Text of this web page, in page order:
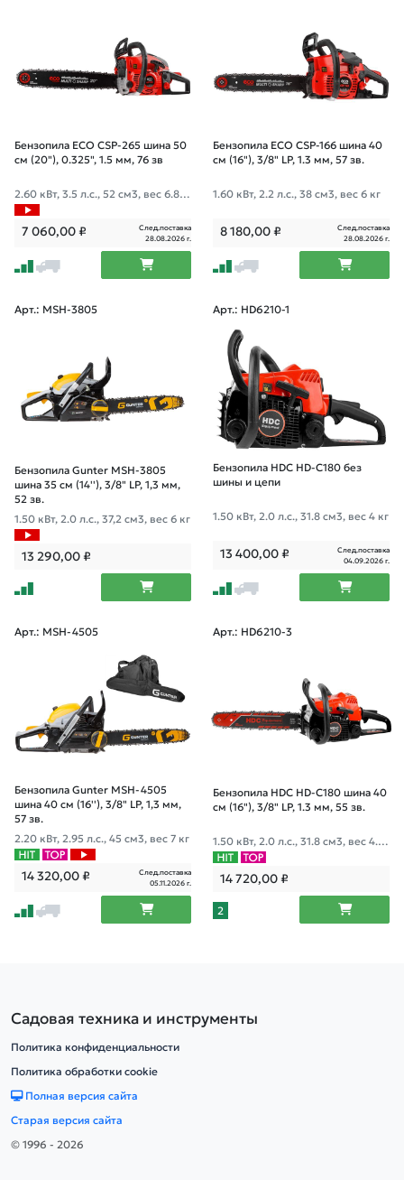
Бензопила ECO CSP-265 шина 50
см (20"), 0.325", 1.5 мм, 76 зв
2.60 кВт, 3.5 л.с., 52 см3, вес 6.8 к
г
7 060,00₽
След.поставка
28.08.2026 г.
Бензопила ECO CSP-166 шина 40
см (16"), 3/8" LP, 1.3 мм, 57 зв.
1.60 кВт, 2.2 л.с., 38 см3, вес 6 кг
8 180,00₽
След.поставка
28.08.2026 г.
Арт.: MSH-3805
Бензопила Gunter MSH-3805
шина 35 см (14''), 3/8" LP, 1,3 мм,
52 зв.
1.50 кВт, 2.0 л.с., 37,2 см3, вес 6 кг
13 290,00₽
Арт.: HD6210-1
Бензопила HDC HD-C180 без
шины и цепи
1.50 кВт, 2.0 л.с., 31.8 см3, вес 4 кг
13 400,00₽
След.поставка
04.09.2026 г.
Арт.: MSH-4505
Бензопила Gunter MSH-4505
шина 40 см (16''), 3/8" LP, 1,3 мм,
57 зв.
2.20 кВт, 2.95 л.с., 45 см3, вес 7 кг
14 320,00₽
След.поставка
05.11.2026 г.
Арт.: HD6210-3
Бензопила HDC HD-C180 шина 40
см (16"), 3/8" LP, 1.3 мм, 55 зв.
1.50 кВт, 2.0 л.с., 31.8 см3, вес 4.9
кг
14 720,00₽
2
Садовая техника и инструменты
Политика конфиденциальности
Политика обработки cookie
Полная версия сайта
Старая версия сайта
© 1996 - 2026